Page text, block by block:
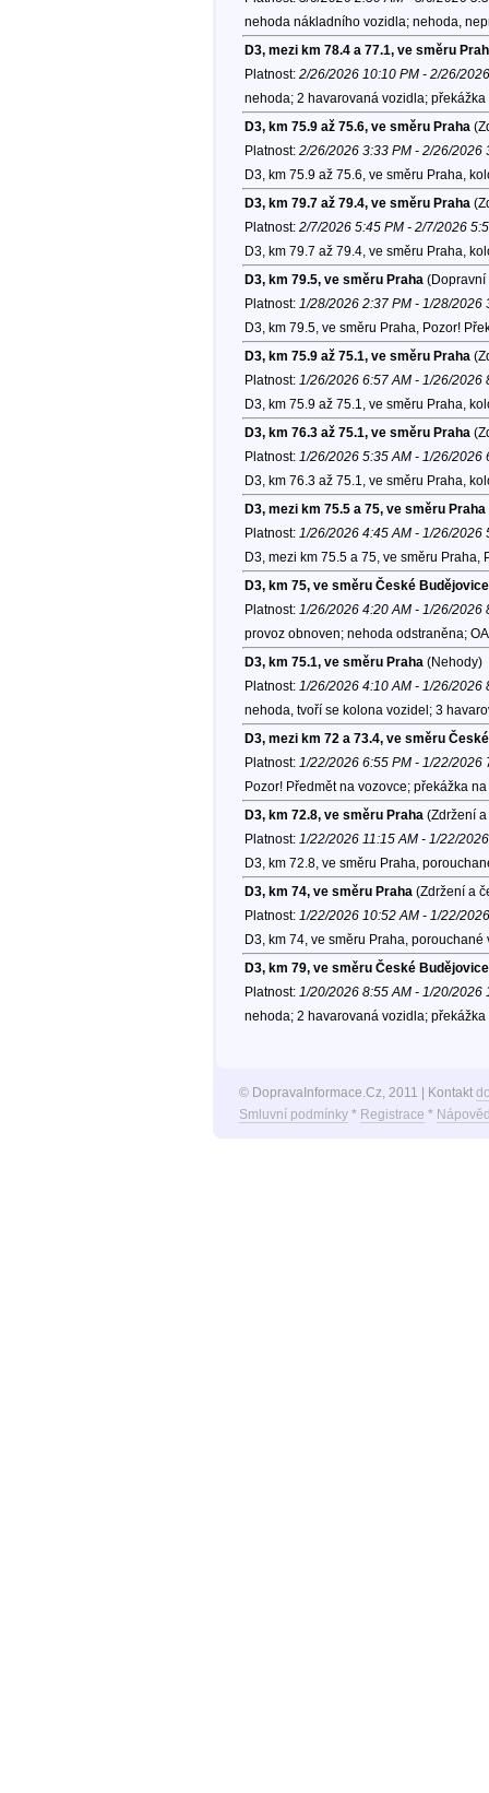
nehoda nákladního vozidla; nehoda,
D3, mezi km 78.4 a 77.1, ve směru
Platnost: 2/26/2026 10:10 PM - 2/26/
nehoda; 2 havarovaná vozidla;
D3, km 75.9 až 75.6, ve směru Praha
Platnost: 2/26/2026 3:33 PM - 2/26/2026
D3, km 75.9 až 75.6, ve směru Praha,
D3, km 79.7 až 79.4, ve směru Praha
Platnost: 2/7/2026 5:45 PM - 2/7/2026
D3, km 79.7 až 79.4, ve směru Praha,
D3, km 79.5, ve směru Praha (Dopravní
Platnost: 1/28/2026 2:37 PM - 1/28/2026
D3, km 79.5, ve směru Praha, Pozor!
D3, km 75.9 až 75.1, ve směru Praha
Platnost: 1/26/2026 6:57 AM - 1/26/2026
D3, km 75.9 až 75.1, ve směru Praha,
D3, km 76.3 až 75.1, ve směru Praha
Platnost: 1/26/2026 5:35 AM - 1/26/2026
D3, km 76.3 až 75.1, ve směru Praha,
D3, mezi km 75.5 a 75, ve směru Praha
Platnost: 1/26/2026 4:45 AM - 1/26/2026
D3, mezi km 75.5 a 75, ve směru
D3, km 75, ve směru České Budějovice
Platnost: 1/26/2026 4:20 AM - 1/26/2026
provoz obnoven; nehoda odstraněna;
D3, km 75.1, ve směru Praha (Nehody)
Platnost: 1/26/2026 4:10 AM - 1/26/2026
nehoda, tvoří se kolona vozidel; 3
D3, mezi km 72 a 73.4, ve směru
Platnost: 1/22/2026 6:55 PM - 1/22/2026
Pozor! Předmět na vozovce; překážka
D3, km 72.8, ve směru Praha (Zdržení
Platnost: 1/22/2026 11:15 AM - 1/22/
D3, km 72.8, ve směru Praha,
D3, km 74, ve směru Praha (Zdržení a
Platnost: 1/22/2026 10:52 AM - 1/22/
D3, km 74, ve směru Praha,
D3, km 79, ve směru České Budějovice
Platnost: 1/20/2026 8:55 AM - 1/20/2026
nehoda; 2 havarovaná vozidla;
© DopravaInformace.Cz, 2011 | Kontakt
Smluvní podmínky* Registrace *